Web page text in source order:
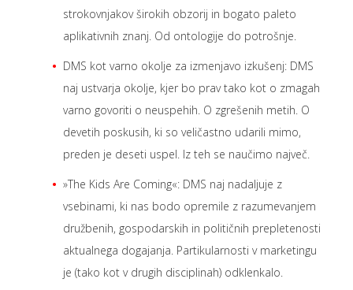
strokovnjakov širokih obzorij in bogato paleto
aplikativnih znanj. Od ontologije do potrošnje.
DMS kot varno okolje za izmenjavo izkušenj: DMS
naj ustvarja okolje, kjer bo prav tako kot o zmagah
varno govoriti o neuspehih. O zgrešenih metih. O
devetih poskusih, ki so veličastno udarili mimo,
preden je deseti uspel. Iz teh se naučimo največ.
»The Kids Are Coming«: DMS naj nadaljuje z
vsebinami, ki nas bodo opremile z razumevanjem
družbenih, gospodarskih in političnih prepletenosti
aktualnega dogajanja. Partikularnosti v marketingu
je (tako kot v drugih disciplinah) odklenkalo.